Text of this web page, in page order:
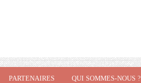
PARTENAIRES QUI SOMMES-NOUS ?